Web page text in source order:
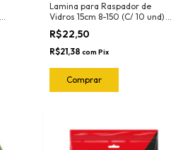
Lamina para Raspador de
Vidros 15cm 8-150 (C/ 10 und)
Exfak (Para o Raspador 15-054
Exfak)
R$22,50
R$21,38 com Pix